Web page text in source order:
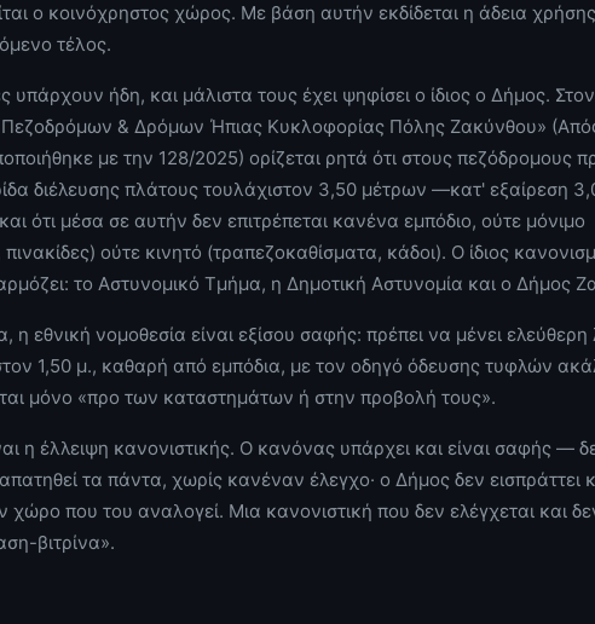
ο κοινόχρηστος χώρος. Με βάση αυτήν εκδίδεται η άδεια
τέλος.
υπάρχουν ήδη, και μάλιστα τους έχει ψηφίσει ο ίδιος ο Δήμος. Στον
Πεζοδρόμων & Δρόμων Ήπιας Κυκλοφορίας Πόλης Ζακύνθου»
με την 128/2025) ορίζεται ρητά ότι στους πεζόδρομους
διέλευσης πλάτους τουλάχιστον 3,50 μέτρων —κατ' εξαίρεση
ότι μέσα σε αυτήν δεν επιτρέπεται κανένα εμπόδιο, ούτε μόνιμο
ούτε κινητό (τραπεζοκαθίσματα, κάδοι). Ο ίδιος
το Αστυνομικό Τμήμα, η Δημοτική Αστυνομία και ο Δήμος
η εθνική νομοθεσία είναι εξίσου σαφής: πρέπει να μένει ελεύθερη
1,50 μ., καθαρή από εμπόδια, με τον οδηγό όδευσης τυφλών
μόνο «προ των καταστημάτων ή στην προβολή τους».
η έλλειψη κανονιστικής. Ο κανόνας υπάρχει και είναι σαφής —
τα πάντα, χωρίς κανέναν έλεγχο· ο Δήμος δεν εισπράττει
χώρο που του αναλογεί. Μια κανονιστική που δεν ελέγχεται και
βιτρίνα».